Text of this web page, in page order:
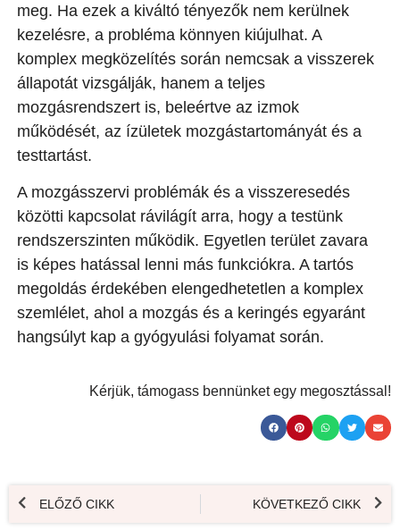
meg. Ha ezek a kiváltó tényezők nem kerülnek
kezelésre, a probléma könnyen kiújulhat. A
komplex megközelítés során nemcsak a visszerek
állapotát vizsgálják, hanem a teljes
mozgásrendszert is, beleértve az izmok
működését, az ízületek mozgástartományát és a
testtartást.
A mozgásszervi problémák és a visszeresedés
közötti kapcsolat rávilágít arra, hogy a testünk
rendszerszinten működik. Egyetlen terület zavara
is képes hatással lenni más funkciókra. A tartós
megoldás érdekében elengedhetetlen a komplex
szemlélet, ahol a mozgás és a keringés egyaránt
hangsúlyt kap a gyógyulási folyamat során.
Kérjük, támogass bennünket egy megosztással!
ELŐZŐ CIKK KÖVETKEZŐ CIKK